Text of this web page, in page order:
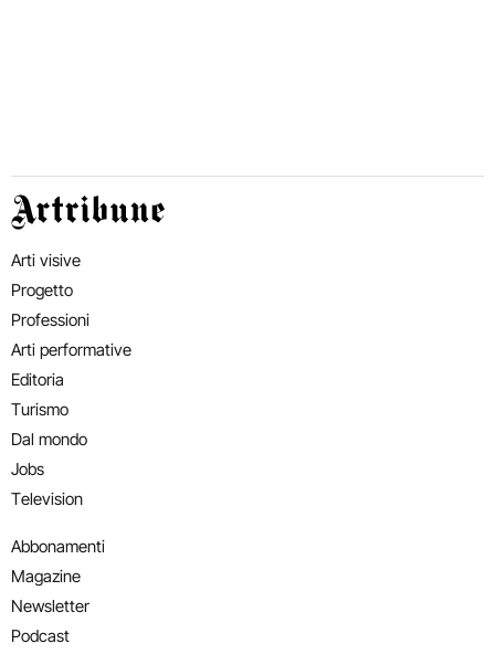
Artribune
Arti visive
Progetto
Professioni
Arti performative
Editoria
Turismo
Dal mondo
Jobs
Television
Abbonamenti
Magazine
Newsletter
Podcast